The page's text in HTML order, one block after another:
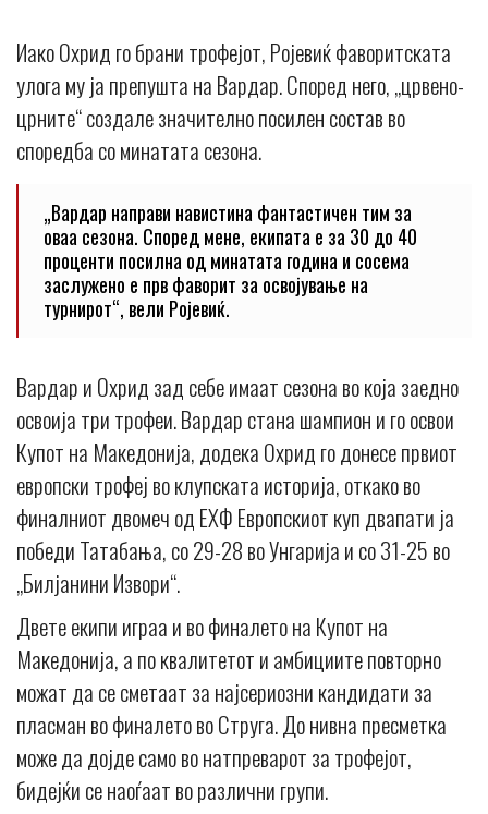
Иако Охрид го брани трофејот, Ројевиќ фаворитската
улога му ја препушта на Вардар. Според него, „црвено-
црните“ создале значително посилен состав во
споредба со минатата сезона.
„Вардар направи навистина фантастичен тим за
оваа сезона. Според мене, екипата е за 30 до 40
проценти посилна од минатата година и сосема
заслужено е прв фаворит за освојување на
турнирот“, вели Ројевиќ.
Вардар и Охрид зад себе имаат сезона во која заедно
освоија три трофеи. Вардар стана шампион и го освои
Купот на Македонија, додека Охрид го донесе првиот
европски трофеј во клупската историја, откако во
финалниот двомеч од ЕХФ Европскиот куп двапати ја
победи Татабања, со 29-28 во Унгарија и со 31-25 во
„Билјанини Извори“.
Двете екипи играа и во финалето на Купот на
Македонија, а по квалитетот и амбициите повторно
можат да се сметаат за најсериозни кандидати за
пласман во финалето во Струга. До нивна пресметка
може да дојде само во натпреварот за трофејот,
бидејќи се наоѓаат во различни групи.